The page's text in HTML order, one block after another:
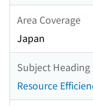
Area Coverage
Japan
Subject Heading
Resource